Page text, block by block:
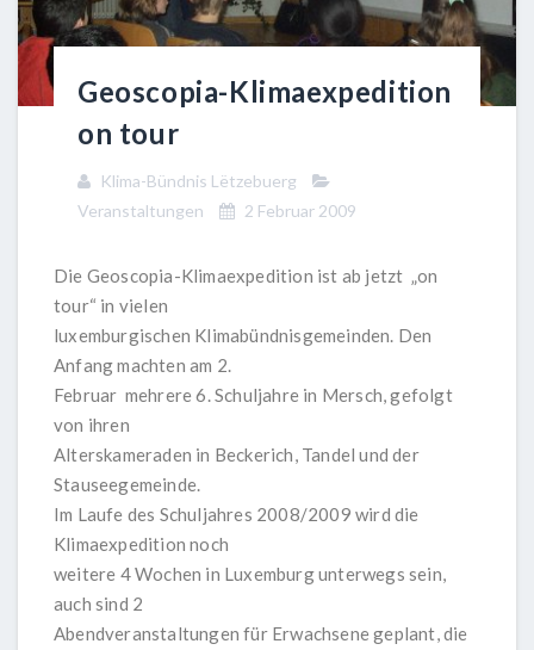
Geoscopia-Klimaexpedition
on tour
Klima-Bündnis Lëtzebuerg
Veranstaltungen
2 Februar 2009
Die Geoscopia-Klimaexpedition ist ab jetzt „on
tour“ in vielen
luxemburgischen Klimabündnisgemeinden. Den
Anfang machten am 2.
Februar mehrere 6. Schuljahre in Mersch, gefolgt
von ihren
Alterskameraden in Beckerich, Tandel und der
Stauseegemeinde.
Im Laufe des Schuljahres 2008/2009 wird die
Klimaexpedition noch
weitere 4 Wochen in Luxemburg unterwegs sein,
auch sind 2
Abendveranstaltungen für Erwachsene geplant, die